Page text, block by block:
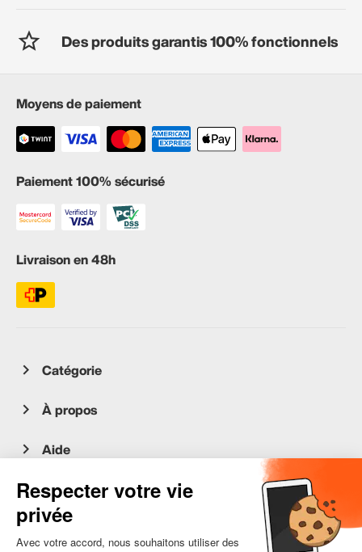
Des produits garantis 100% fonctionnels
Moyens de paiement
Paiement 100% sécurisé
Livraison en 48h
Catégorie
À propos
Aide
Service client
occasion.migros.mobile@recommerce.com